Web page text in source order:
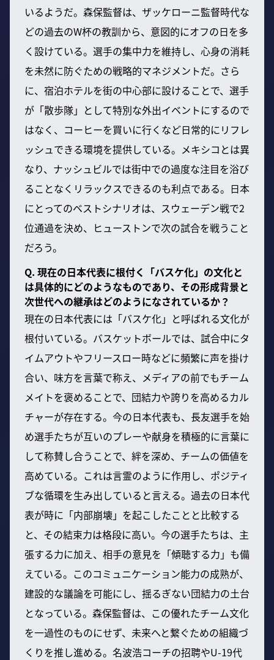
いるようだ。森保監督は、ザッケローニ監督時代な
どの過去のW杯の教訓から、意図的にオフの日を多
く設けている。選手の集中力を維持し、心身の消耗
を未然に防ぐための戦略的マネジメントだ。さら
に、宿泊ホテルを街の中心部に設けることで、選手
が「散歩隊」として特別な外出イベントにするので
はなく、コーヒーを買いに行くなど日常的にリフレ
ッシュできる環境を提供している。メキシコとは異
なり、ナッシュビルでは街中での過度な注目を浴び
ることなくリラックスできるのも利点である。日本
にとってのベストシナリオは、スウェーデン戦で2
位通過を決め、ヒューストンで次の試合を戦うこと
だろう。
Q. 現在の日本代表に根付く「バスケ化」の文化と
は具体的にどのようなものであり、その形成背景と
次世代への継承はどのようになされているか？
現在の日本代表には「バスケ化」と呼ばれる文化が
根付いている。バスケットボールでは、試合中にタ
イムアウトやフリースロー時などに頻繁に声を掛け
合い、味方を言葉で称え、メディアの前でもチーム
メイトを褒めることで、団結力や誇りを高めるカル
チャーが存在する。今の日本代表も、長友選手を始
め選手たちが互いのプレーや献身を積極的に言葉に
して称賛し合うことで、絆を深め、チームの価値を
高めている。これは言霊のように作用し、ポジティ
ブな循環を生み出していると言える。過去の日本代
表が時に「内部崩壊」を起こしたことと比較する
と、その結束力は格段に高い。今の選手たちは、主
張する力に加え、相手の意見を「傾聴する力」も備
えている。このコミュニケーション能力の成熟が、
建設的な議論を可能にし、揺るぎない団結力の土台
となっている。森保監督は、この優れたチーム文化
を一過性のものにせず、未来へと繋ぐための組織づ
くりを推し進める。名波浩コーチの招聘やU-19代